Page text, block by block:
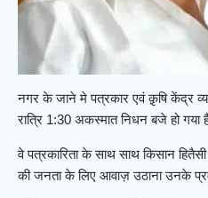
नगर के जाने मे पत्रकार एवं क़ृषि केंद्र
रात्रि 1:30 अकस्मात निधन बजे हो गया
वे पत्रकारिता के साथ साथ किसान
की जनता के लिए आवाज़ उठाना उनके